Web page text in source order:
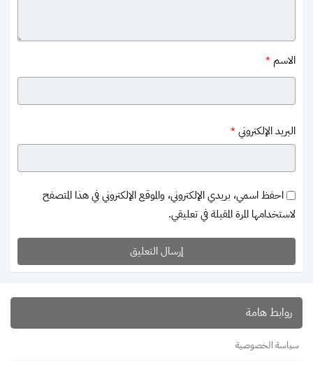
الاسم *
البريد الإلكتروني *
احفظ اسمي، بريدي الإلكتروني، والموقع الإلكتروني في هذا المتصفح
لاستخدامها المرة المقبلة في تعليقي.
روابط هامة
سياسة الخصوصية